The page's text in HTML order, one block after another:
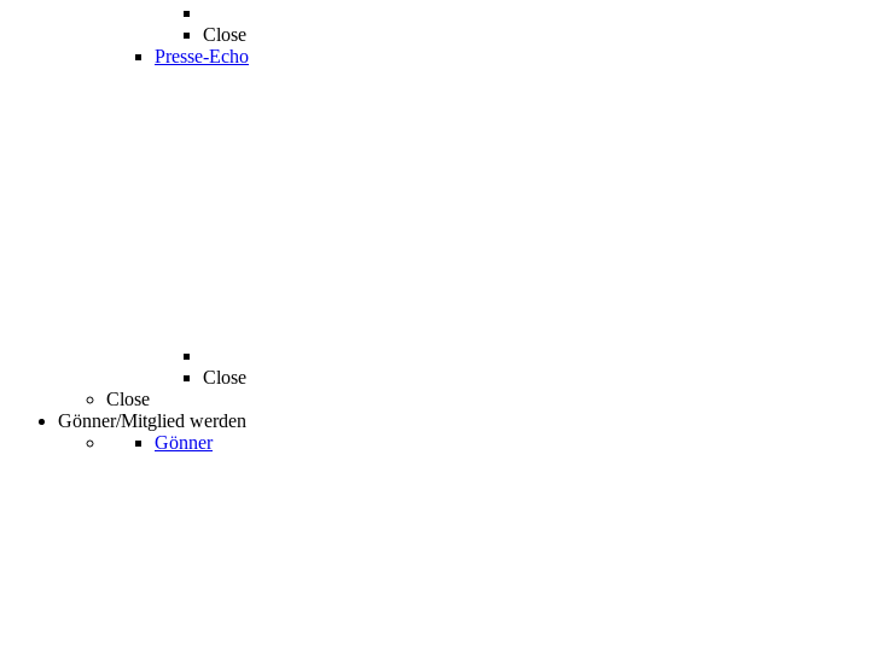
Close
Presse-Echo
Close
Close
Gönner/Mitglied werden
Gönner